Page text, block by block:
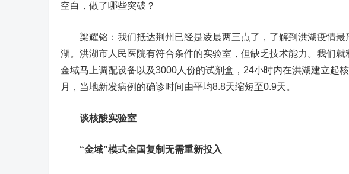
空白，做了哪些突破？
梁耀铭：我们抵达荆州已经是凌晨两三点了，了解到洪湖疫情最
湖。洪湖市人民医院有符合条件的实验室，但缺乏技术能力。我们
金域马上调配设备以及3000人份的试剂盒，24小时内在洪湖建立起
月，当地新发病例的确诊时间由平均8.8天缩短至0.9天。
谈核酸实验室
“金域”模式全国复制无需重新投入